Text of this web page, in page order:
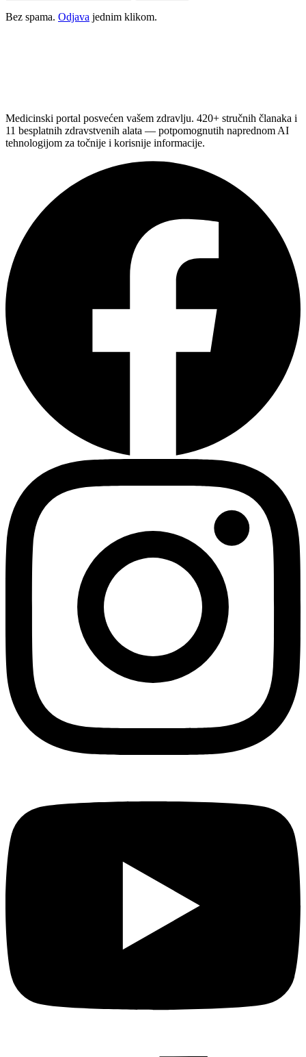
Bez spama. Odjava jednim klikom.
Medicinski portal posvećen vašem zdravlju. 420+ stručnih članaka i
11 besplatnih zdravstvenih alata — potpomognutih naprednom AI
tehnologijom za točnije i korisnije informacije.